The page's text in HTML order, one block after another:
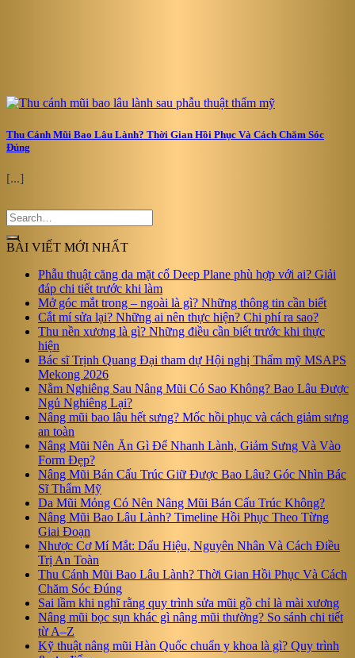
Thu Cánh Mũi Bao Lâu Lành? Thời Gian Hồi Phục Và Cách Chăm Sóc
Đúng
[...]
BÀI VIẾT MỚI NHẤT
Phẫu thuật căng da mặt cổ Deep Plane phù hợp với ai? Giải
đáp chi tiết trước khi làm
Mở góc mắt trong – ngoài là gì? Những thông tin cần biết
Cắt mí sửa lại? Những ai nên thực hiện? Chi phí ra sao?
Thu nền xương là gì? Những điều cần biết trước khi thực
hiện
Bác sĩ Trịnh Quang Đại tham dự Hội nghị Thẩm mỹ MSAPS
Mekong 2026
Nằm Nghiêng Sau Nâng Mũi Có Sao Không? Bao Lâu Được
Ngủ Nghiêng Lại?
Nâng mũi bao lâu hết sưng? Mốc hồi phục và cách giảm sưng
an toàn
Nâng Mũi Nên Ăn Gì Để Nhanh Lành, Giảm Sưng Và Vào
Form Đẹp?
Nâng Mũi Bán Cấu Trúc Giữ Được Bao Lâu? Góc Nhìn Bác
Sĩ Thẩm Mỹ
Da Mũi Mỏng Có Nên Nâng Mũi Bán Cấu Trúc Không?
Nâng Mũi Bao Lâu Lành? Timeline Hồi Phục Theo Từng
Giai Đoạn
Nhược Cơ Mí Mắt: Dấu Hiệu, Nguyên Nhân Và Cách Điều
Trị An Toàn
Thu Cánh Mũi Bao Lâu Lành? Thời Gian Hồi Phục Và Cách
Chăm Sóc Đúng
Sai lầm khi nghĩ rằng quy trình sửa mũi gồ chỉ là mài xương
Nâng mũi bọc sụn khác gì nâng mũi thường? So sánh chi tiết
từ A–Z
Kỹ thuật nâng mũi Hàn Quốc chuẩn y khoa là gì? Quy trình